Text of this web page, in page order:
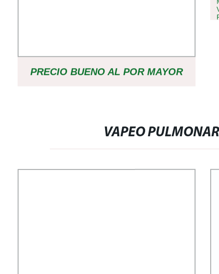
PRECIO BUENO AL POR MAYOR
10000 FRESA SABOR A HIELO
VAPEO